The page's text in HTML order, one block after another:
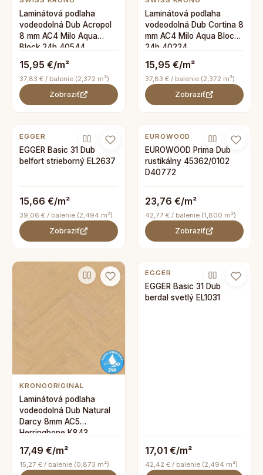
Laminátová podlaha
vodeodolná Dub Acropol
8 mm AC4 Milo Aqua
Block 24h 40544
15,95 €/m²
37,83 € / balenie (2,372 m²)
Zobraziť
Laminátová podlaha
vodeodolná Dub Cortina 8
mm AC4 Milo Aqua Block
24h 40224
15,95 €/m²
37,83 € / balenie (2,372 m²)
Zobraziť
EGGER
EGGER Basic 31 Dub
belfort strieborný EL2637
15,66 €/m²
39,06 € / balenie (2,494 m²)
Zobraziť
EUROWOOD
EUROWOOD Prima Dub
rustikálny 45362/0102
D40772
23,76 €/m²
42,77 € / balenie (1,800 m²)
Zobraziť
KRONOORIGINAL
Laminátová podlaha
vodeodolná Dub Natural
Darcy 8mm AC5
Herringbone K843
17,49 €/m²
15,27 € / balenie (0,873 m²)
EGGER
EGGER Basic 31 Dub
berdal svetlý EL1031
17,01 €/m²
42,42 € / balenie (2,494 m²)